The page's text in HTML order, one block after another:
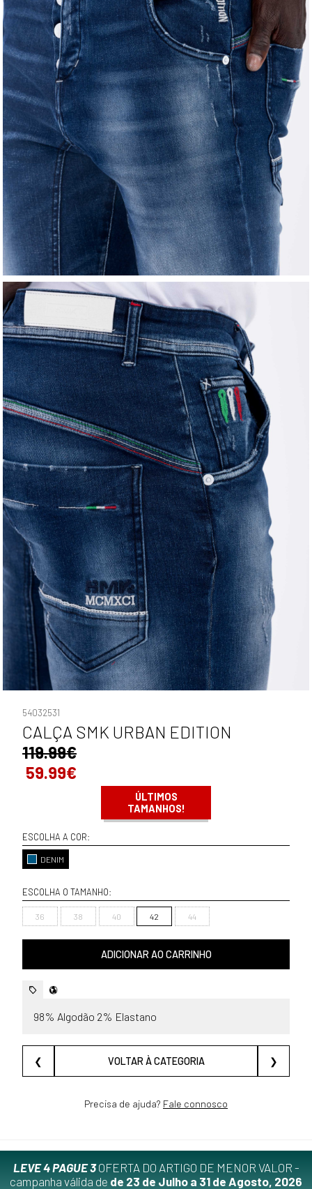
54032531
CALÇA SMK URBAN EDITION
119.99€
59.99€
ÚLTIMOS
TAMANHOS!
ESCOLHA A COR:
DENIM
ESCOLHA O TAMANHO:
36 38 40 42 44
ADICIONAR AO CARRINHO
98% Algodão 2% Elastano
❮ VOLTAR À CATEGORIA ❯
Precisa de ajuda? Fale connosco
LEVE 4 PAGUE 3OFERTA DO ARTIGO DE MENOR VALOR -
campanha válida de de 23 de Julho a 31 de Agosto, 2026